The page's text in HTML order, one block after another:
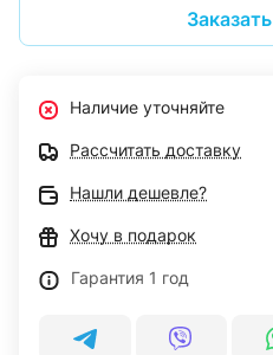
Заказать
Наличие уточняйте
Рассчитать доставку
Нашли дешевле?
Хочу в подарок
Гарантия 1 год